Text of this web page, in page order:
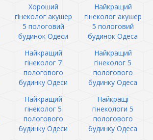
Хороший
гінеколог акушер
5 пологовий
будинок Одеси
Найкращий
гінеколог акушер
5 пологовий
будинок Одеса
Найкращий
гінеколог 7
пологового
будинку Одеси
Найкращий
гінеколог 5
пологового
будинку Одеса
Найкращий
гінеколог 5
пологового
будинку Одеси
Найкращі
гінекологи 5
пологового
будинку Одеса